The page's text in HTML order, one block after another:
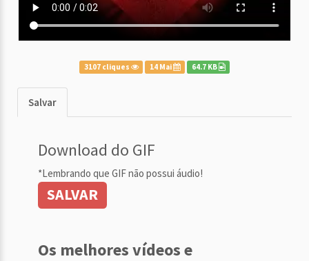
3107 cliques 14 Mai 64.7 KB
Salvar
Download do GIF
*Lembrando que GIF não possui áudio!
SALVAR
Os melhores vídeos e